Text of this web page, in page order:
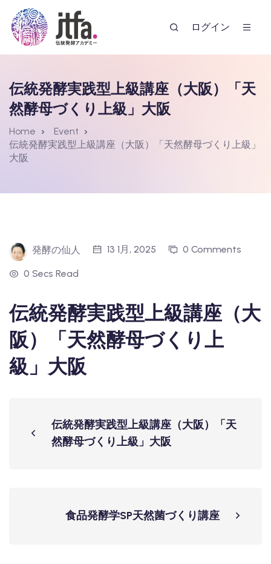
ログイン
伝統発酵実践型上級講座（大阪）「天
然酵母づくり上級」大阪
Home
Event
伝統発酵実践型上級講座（大阪）「天然酵母づくり上級」
大阪
発酵の仙人 13 1月, 2025 0 Comments
0 Secs Read
伝統発酵実践型上級講座（大
阪）「天然酵母づくり上
級」大阪
伝統発酵実践型上級講座（大阪）「天
然酵母づくり上級」大阪
食品発酵学SP天然菌づくり講座